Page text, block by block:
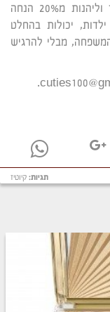
שווה לכל כיס. ובנוסף לכך, תוכלו להמשיך וליהנות מ20% הנחה
יכולות בהחלט
מבלי להרגיש
תגיות: קיוטיז